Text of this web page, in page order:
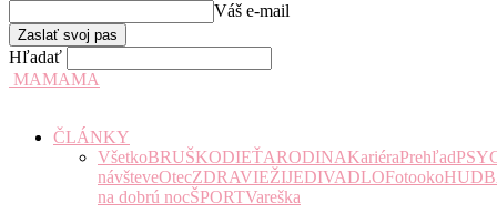
Váš e-mail
Hľadať
MAMAMA
ČLÁNKY
VšetkoBRUŠKODIEŤARODINAKariéraPrehľad
návšteveOtecZDRAVIEŽIJEDIVADLOFotooko
na dobrú nocŠPORTVareška